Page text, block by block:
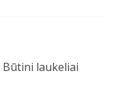
Būtini laukeliai